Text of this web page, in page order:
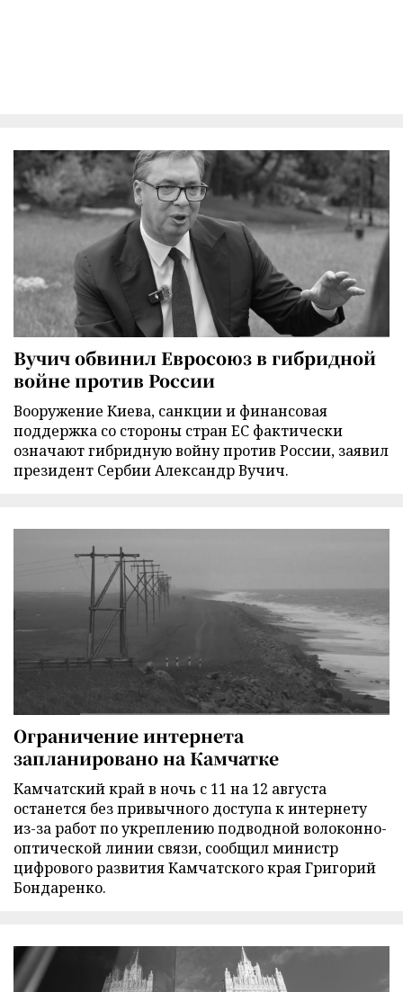
Вучич обвинил Евросоюз в гибридной
войне против России
Вооружение Киева, санкции и финансовая
поддержка со стороны стран ЕС фактически
означают гибридную войну против России, заявил
президент Сербии Александр Вучич.
Ограничение интернета
запланировано на Камчатке
Камчатский край в ночь с 11 на 12 августа
останется без привычного доступа к интернету
из-за работ по укреплению подводной волоконно-
оптической линии связи, сообщил министр
цифрового развития Камчатского края Григорий
Бондаренко.